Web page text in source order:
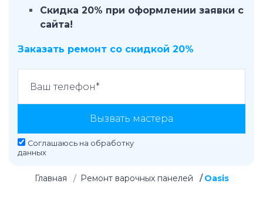
Скидка 20% при оформлении заявки с
сайта!
Заказать ремонт со скидкой 20%
Вызвать мастера
Соглашаюсь на обработку
данных
Главная Ремонт варочных панелей Oasis